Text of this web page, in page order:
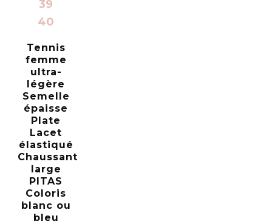
39
40
Tennis
femme
ultra-
légère
Semelle
épaisse
Plate
Lacet
élastiqué
Chaussant
large
PITAS
Coloris
blanc ou
bleu